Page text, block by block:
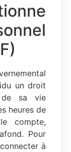
un droit
sa vie
heures de
compte,
Pour
à